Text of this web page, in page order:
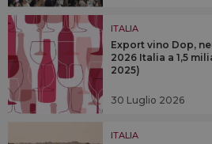
ITALIA
Export vino Dop,
2026 Italia a 1,5
2025)
30 Luglio 2026
ITALIA